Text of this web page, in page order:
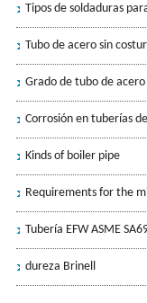
Tipos de soldaduras
Tubo de acero sin
Grado de tubo de acero
Corrosión en tuberías
Kinds of boiler pipe
Requirements for the
Tubería EFW ASME
dureza Brinell